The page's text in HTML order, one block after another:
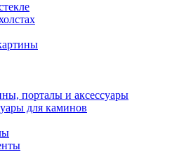
порталы и аксессуары
для каминов